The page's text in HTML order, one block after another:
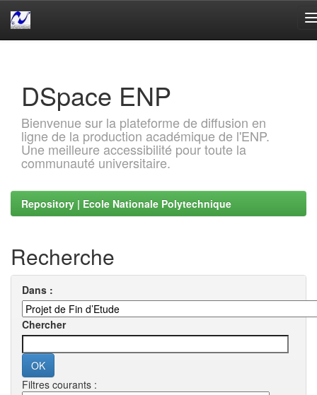
DSpace ENP
Bienvenue sur la plateforme de diffusion en
ligne de la production académique de l'ENP.
Une meilleure accessibilité pour toute la
communauté universitaire.
Repository | Ecole Nationale Polytechnique
Recherche
Dans :
Chercher
Filtres courants :